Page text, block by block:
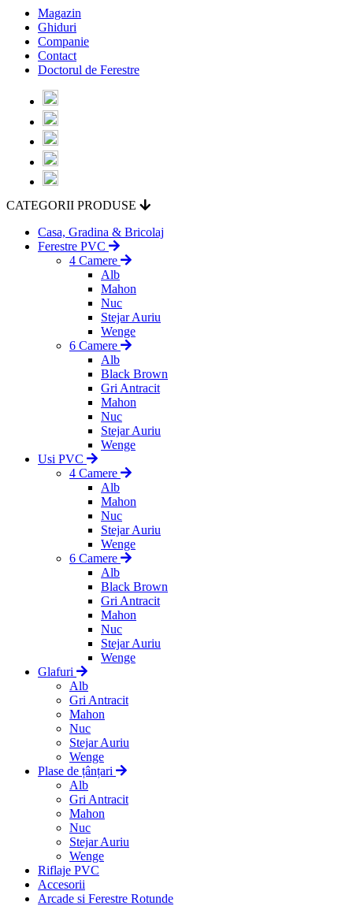
Magazin
Ghiduri
Companie
Contact
Doctorul de Ferestre
CATEGORII PRODUSE
Casa, Gradina & Bricolaj
Ferestre PVC
4 Camere
Alb
Mahon
Nuc
Stejar Auriu
Wenge
6 Camere
Alb
Black Brown
Gri Antracit
Mahon
Nuc
Stejar Auriu
Wenge
Usi PVC
4 Camere
Alb
Mahon
Nuc
Stejar Auriu
Wenge
6 Camere
Alb
Black Brown
Gri Antracit
Mahon
Nuc
Stejar Auriu
Wenge
Glafuri
Alb
Gri Antracit
Mahon
Nuc
Stejar Auriu
Wenge
Plase de țânțari
Alb
Gri Antracit
Mahon
Nuc
Stejar Auriu
Wenge
Riflaje PVC
Accesorii
Arcade si Ferestre Rotunde